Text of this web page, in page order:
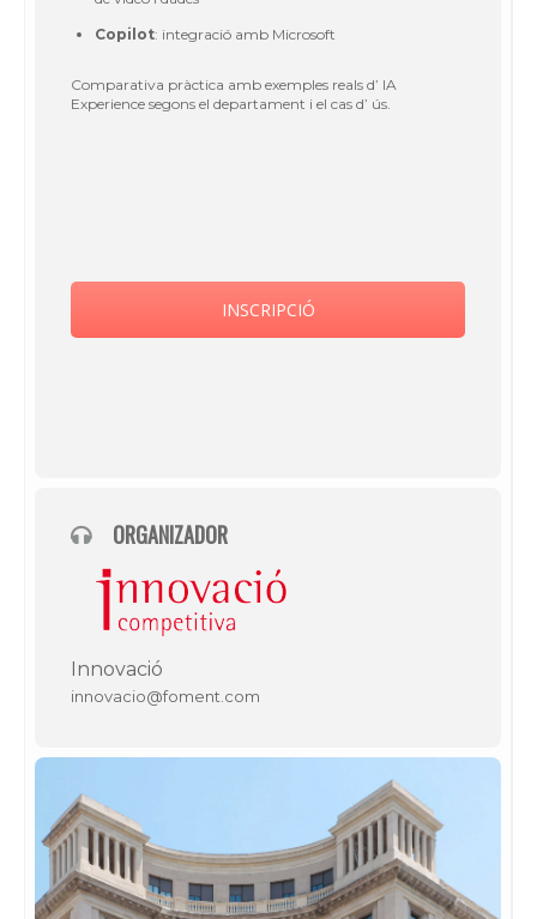
Copilot: integració amb Microsoft
Comparativa pràctica amb exemples reals d’ IA
Experience segons el departament i el cas d’ ús.
INSCRIPCIÓ
ORGANIZADOR
Innovació
innovacio@foment.com